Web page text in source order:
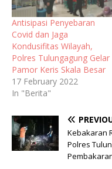
Antisipasi Penyebaran
Covid dan Jaga
Kondusifitas Wilayah,
Polres Tulungagung Gelar
Pamor Keris Skala Besar
17 February 2022
In "Berita"
Kebakaran
Polres